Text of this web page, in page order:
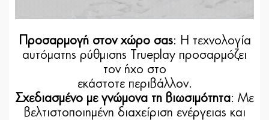
Προσαρμογή στον χώρο σας: Η τεχνολογία
αυτόματης ρύθμισης Trueplay προσαρμόζει
τον ήχο στο
εκάστοτε περιβάλλον.
Σχεδιασμένο με γνώμονα τη βιωσιμότητα: Με
βελτιστοποιημένη διαχείριση ενέργειας και